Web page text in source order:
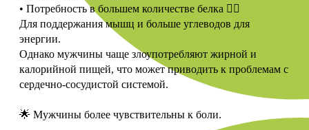
• Потребность в большем количестве белка ☝🏻
Для поддержания мышц и больше углеводов для
энергии.
Однако мужчины чаще злоупотребляют жирной и
калорийной пищей, что может приводить к проблемам с
сердечно-сосудистой системой.
🌟 Мужчины более чувствительны к боли.